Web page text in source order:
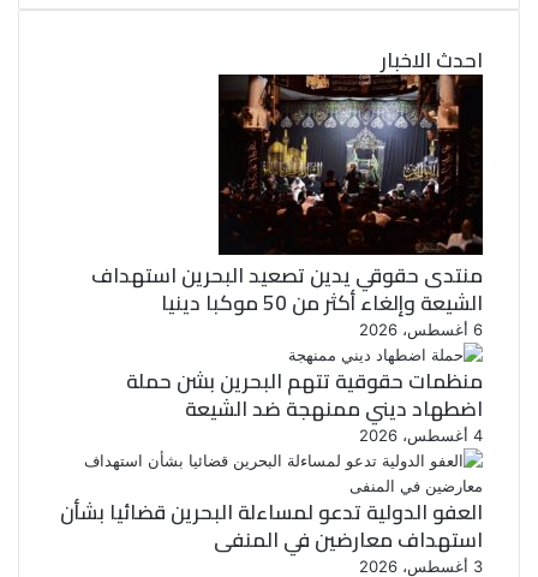
ب
ك
ي
ر
احدث الاخبار
منتدى حقوقي يدين تصعيد البحرين استهداف
الشيعة وإلغاء أكثر من 50 موكبا دينيا
6 أغسطس، 2026
منظمات حقوقية تتهم البحرين بشن حملة
اضطهاد ديني ممنهجة ضد الشيعة
4 أغسطس، 2026
العفو الدولية تدعو لمساءلة البحرين قضائيا بشأن
استهداف معارضين في المنفى
3 أغسطس، 2026